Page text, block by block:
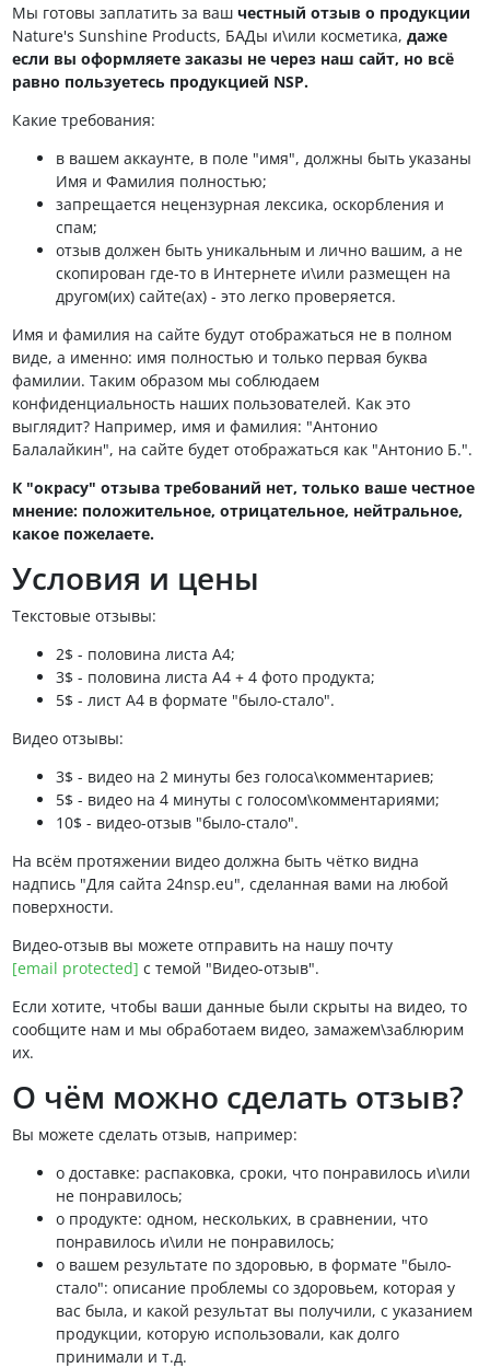
Мы готовы заплатить за ваш честный отзыв о продукции
Nature's Sunshine Products, БАДы и\или косметика, даже
если вы оформляете заказы не через наш сайт, но всё
равно пользуетесь продукцией NSP.
Какие требования:
в вашем аккаунте, в поле "имя", должны быть указаны
Имя и Фамилия полностью;
запрещается нецензурная лексика, оскорбления и
спам;
отзыв должен быть уникальным и лично вашим, а не
скопирован где-то в Интернете и\или размещен на
другом(их) сайте(ах) - это легко проверяется.
Имя и фамилия на сайте будут отображаться не в полном
виде, а именно: имя полностью и только первая буква
фамилии. Таким образом мы соблюдаем
конфиденциальность наших пользователей. Как это
выглядит? Например, имя и фамилия: "Антонио
Балалайкин", на сайте будет отображаться как "Антонио Б.".
К "окрасу" отзыва требований нет, только ваше честное
мнение: положительное, отрицательное, нейтральное,
какое пожелаете.
Условия и цены
Текстовые отзывы:
2$ - половина листа А4;
3$ - половина листа А4 + 4 фото продукта;
5$ - лист А4 в формате "было-стало".
Видео отзывы:
3$ - видео на 2 минуты без голоса\комментариев;
5$ - видео на 4 минуты с голосом\комментариями;
10$ - видео-отзыв "было-стало".
На всём протяжении видео должна быть чётко видна
надпись "Для сайта 24nsp.eu", сделанная вами на любой
поверхности.
Видео-отзыв вы можете отправить на нашу почту
[email protected] с темой "Видео-отзыв".
Если хотите, чтобы ваши данные были скрыты на видео, то
сообщите нам и мы обработаем видео, замажем\заблюрим
их.
О чём можно сделать отзыв?
Вы можете сделать отзыв, например:
о доставке: распаковка, сроки, что понравилось и\или
не понравилось;
о продукте: одном, нескольких, в сравнении, что
понравилось и\или не понравилось;
о вашем результате по здоровью, в формате "было-
стало": описание проблемы со здоровьем, которая у
вас была, и какой результат вы получили, с указанием
продукции, которую использовали, как долго
принимали и т.д.